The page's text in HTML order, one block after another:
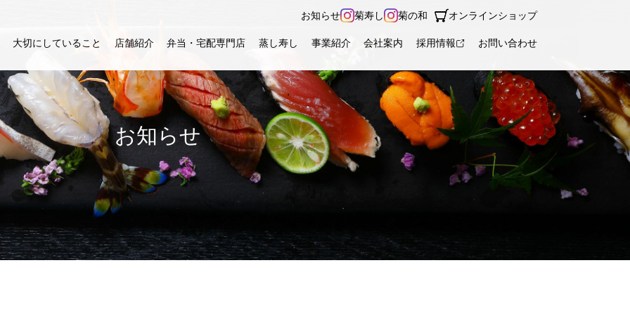
お知らせ 菊寿し 菊の和 オンラインショップ
大切にしていること 店舗紹介 弁当・宅配専門店 蒸し寿し 事業紹介 会社案内 採用情報 お問い合わせ
お知らせ